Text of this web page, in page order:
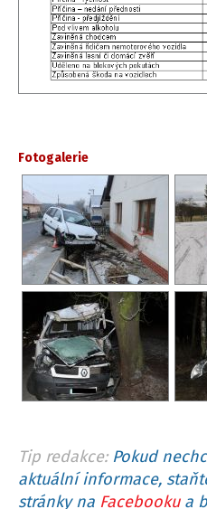
Fotogalerie
Tip redakce: Pokud
aktuální informace,
stránky na Facebookua